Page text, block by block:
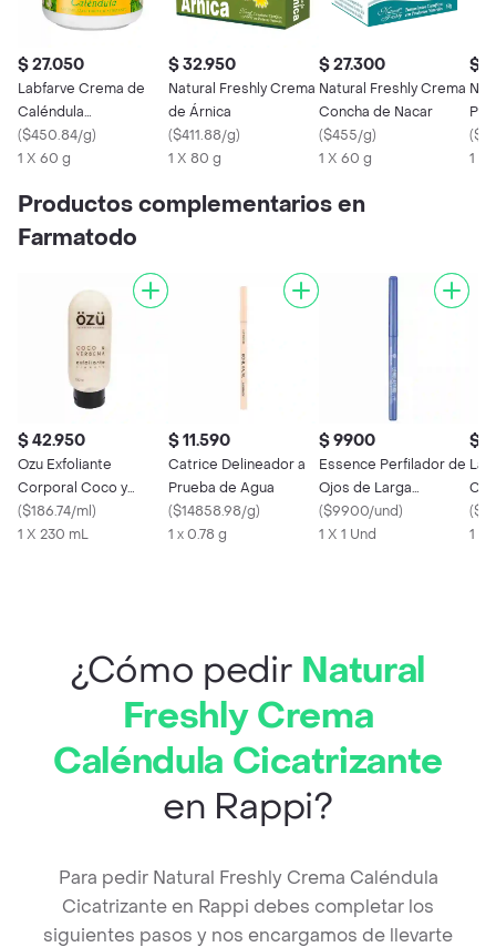
$ 27.050
Labfarve Crema de
Caléndula
Antiinflamatorio
($450.84/g)
1 X 60 g
$ 32.950
Natural Freshly Crema
de Árnica
($411.88/g)
1 X 80 g
$ 27.300
Natural Freshly Crema
Concha de Nacar
($455/g)
1 X 60 g
$
(
1 X
Productos complementarios en
Farmatodo
$ 42.950
Ozu Exfoliante
Corporal Coco y
Verbena
($186.74/ml)
1 X 230 mL
$ 11.590
Catrice Delineador a
Prueba de Agua
($14858.98/g)
1 x 0.78 g
$ 9900
Essence Perfilador de
Ojos de Larga
Duración 09
($9900/und)
1 X 1 Und
$
(
1 X
¿Cómo pedir Natural
Freshly Crema
Caléndula Cicatrizante
en Rappi?
Para pedir Natural Freshly Crema Caléndula
Cicatrizante en Rappi debes completar los
siguientes pasos y nos encargamos de llevarte